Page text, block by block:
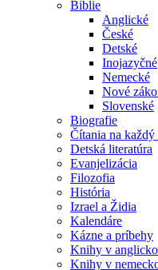
Biblie
Anglické
České
Detské
Inojazyčné
Nemecké
Nové
Slovenské
Biografie
Čítania na každý
Detská literatúra
Evanjelizácia
Filozofia
História
Izrael a Židia
Kalendáre
Kázne a príbehy
Knihy v
Knihy v